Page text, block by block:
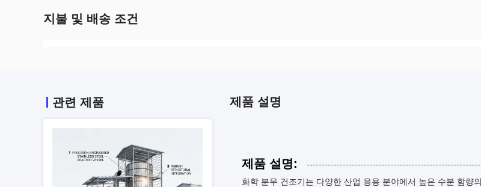
지불 및 배송 조건
관련 제품 제품 설명
제품 설명:
화학 분무 건조기는 다양한 산업 응용 분야에서 높은 수분 함량